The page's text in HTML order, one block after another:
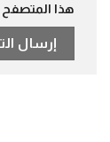
هذا المتصفح